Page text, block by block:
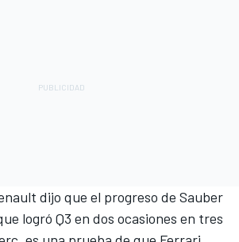
dijo que el progreso de Sauber
logró Q3 en dos ocasiones en tres